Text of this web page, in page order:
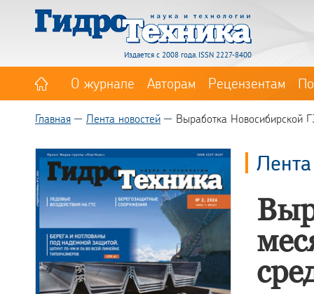
Издается с 2008 года. ISSN 2227-8400
О журнале Авторам Рецензентам
Главная Лента новостей Выработка Новосибирской